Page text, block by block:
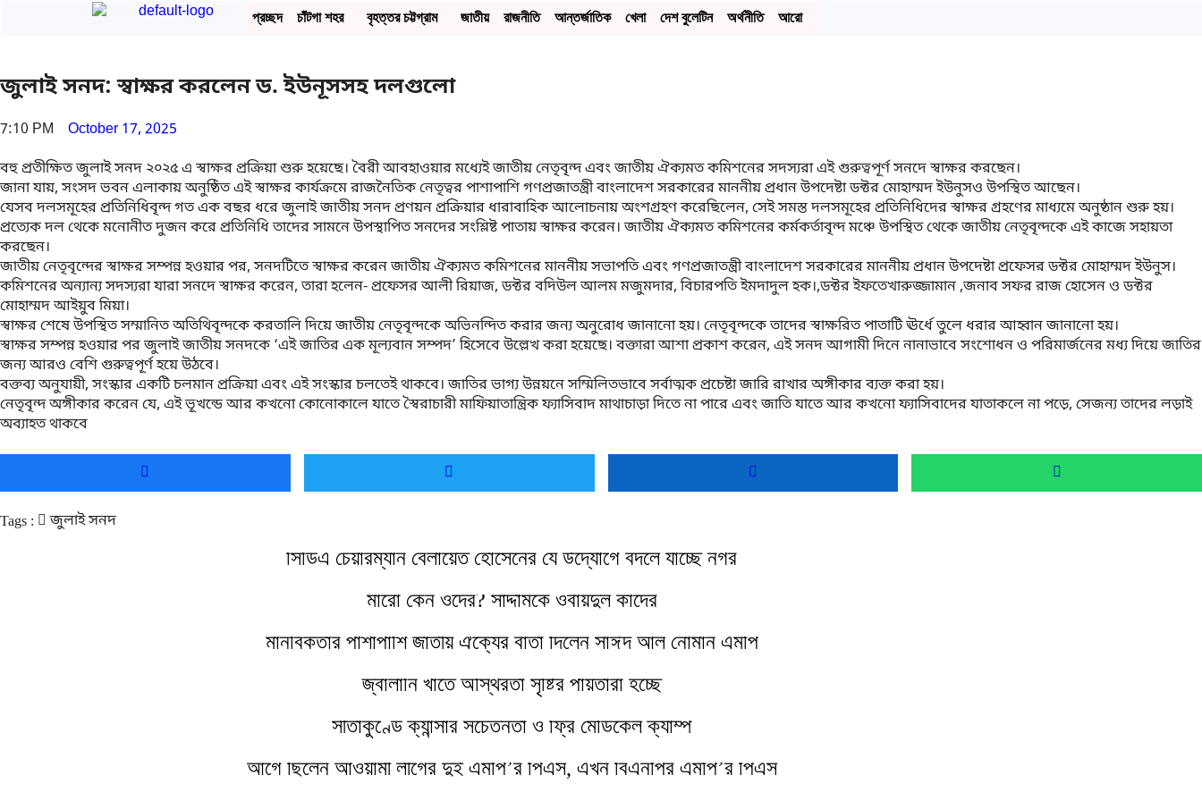
প্রচ্ছদ চাঁটগা শহর বৃহত্তর চট্টগ্রাম জাতীয় রাজনীতি আন্তর্জাতিক খেলা দেশ বুলেটিন অর্থনীতি আরো
জুলাই সনদ: স্বাক্ষর করলেন ড. ইউনূসসহ দলগুলো
7:10 PM
October 17, 2025
বহু প্রতীক্ষিতজুলাই সনদ ২০২৫এ স্বাক্ষর প্রক্রিয়া শুরু হয়েছে। বৈরী আবহাওয়ার মধ্যেইজাতীয় নেতৃবৃন্দ এবং জাতীয় ঐক্যমত কমিশনের সদস্যরা এই গুরুত্বপূর্ণ সনদে স্বাক্ষর করছেন।
জানা যায়, সংসদ ভবন এলাকায়অনুষ্ঠিত এই স্বাক্ষর কার্যক্রমে রাজনৈতিক নেতৃত্বর পাশাপাশিগণপ্রজাতন্ত্রী বাংলাদেশ সরকারের মাননীয় প্রধান উপদেষ্টা ডক্টর মোহাম্মদ ইউনুসও উপস্থিত আছেন।
যেসব দলসমূহের প্রতিনিধিবৃন্দ গত এক বছর ধরে জুলাই জাতীয় সনদ প্রণয়ন প্রক্রিয়ার ধারাবাহিক আলোচনায় অংশগ্রহণ করেছিলেন, সেই সমস্ত দলসমূহের প্রতিনিধিদের স্বাক্ষর গ্রহণের মাধ্যমে অনুষ্ঠান শুরু হয়।
প্রত্যেক দল থেকে মনোনীতদুজন করে প্রতিনিধিতাদের সামনে উপস্থাপিত সনদের সংশ্লিষ্ট পাতায় স্বাক্ষর করেন। জাতীয় ঐক্যমত কমিশনের কর্মকর্তাবৃন্দ মঞ্চে উপস্থিত থেকে জাতীয় নেতৃবৃন্দকে এই কাজে সহায়তা
করছেন।
জাতীয় নেতৃবৃন্দের স্বাক্ষর সম্পন্ন হওয়ার পর, সনদটিতে স্বাক্ষর করেন জাতীয় ঐক্যমত কমিশনের মাননীয় সভাপতি এবং গণপ্রজাতন্ত্রী বাংলাদেশ সরকারের মাননীয় প্রধান উপদেষ্টাপ্রফেসর ডক্টর মোহাম্মদ ইউনুস।
কমিশনের অন্যান্য সদস্যরা যারা সনদে স্বাক্ষর করেন, তারা হলেন-প্রফেসর আলী রিয়াজ, ডক্টর বদিউল আলম মজুমদার, বিচারপতি ইমদাদুল হক।,ডক্টর ইফতেখারুজ্জামান,জনাব সফর রাজ হোসেন ও ডক্টর
মোহাম্মদ আইয়ুব মিয়া।
স্বাক্ষর শেষে উপস্থিত সম্মানিত অতিথিবৃন্দকে করতালি দিয়ে জাতীয় নেতৃবৃন্দকে অভিনন্দিত করার জন্য অনুরোধ জানানো হয়। নেতৃবৃন্দকে তাদের স্বাক্ষরিত পাতাটি ঊর্ধে তুলে ধরার আহ্বান জানানো হয়।
স্বাক্ষর সম্পন্ন হওয়ার পর জুলাই জাতীয় সনদকে ‘এই জাতির এক মূল্যবান সম্পদ’হিসেবে উল্লেখ করা হয়েছে। বক্তারা আশা প্রকাশ করেন, এই সনদ আগামী দিনে নানাভাবেসংশোধন ও পরিমার্জনেরমধ্য দিয়ে জাতির
জন্য আরও বেশি গুরুত্বপূর্ণ হয়ে উঠবে।
বক্তব্য অনুযায়ী,সংস্কার একটি চলমান প্রক্রিয়াএবং এই সংস্কার চলতেই থাকবে। জাতির ভাগ্য উন্নয়নে সম্মিলিতভাবে সর্বাত্মক প্রচেষ্টা জারি রাখার অঙ্গীকার ব্যক্ত করা হয়।
নেতৃবৃন্দ অঙ্গীকার করেন যে, এই ভূখন্ডে আর কখনো কোনোকালে যাতেস্বৈরাচারী মাফিয়াতান্ত্রিক ফ্যাসিবাদমাথাচাড়া দিতে না পারে এবং জাতি যাতে আর কখনোফ্যাসিবাদের যাতাকলেনা পড়ে, সেজন্য তাদেরলড়াই
অব্যাহত থাকবে
Tags : জুলাই সনদ
সিডিএ চেয়ারম্যান বেলায়েত হোসেনের যে উদ্যোগে বদলে যাচ্ছে নগর
মারো কেন ওদের? সাদ্দামকে ওবায়দুল কাদের
মানবিকতার পাশাপাশি জাতীয় ঐক্যের বার্তা দিলেন সাঈদ আল নোমান এমপি
জ্বালানি খাতে অস্থিরতা সৃষ্টির পাঁয়তারা হচ্ছে
সীতাকুণ্ডে ক্যান্সার সচেতনতা ও ফ্রি মেডিকেল ক্যাম্প
আগে ছিলেন আওয়ামী লীগের দুই এমপি’র পিএস, এখন বিএনপির এমপি’র পিএস